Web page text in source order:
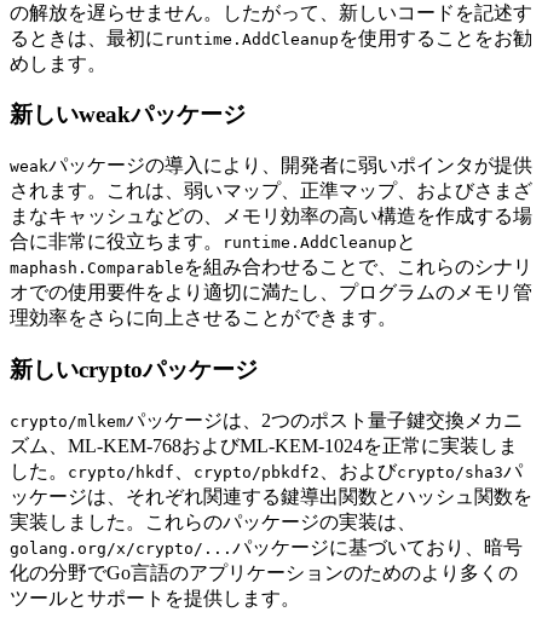
の解放を遅らせません。したがって、新しいコードを記述す
るときは、最初に runtime.AddCleanup を使用することをお勧
めします。
新しいweakパッケージ
weakパッケージの導入により、開発者に弱いポインタが提供
されます。これは、弱いマップ、正準マップ、およびさまざ
まなキャッシュなどの、メモリ効率の高い構造を作成する場
合に非常に役立ちます。
runtime.AddCleanup と
maphash.Comparable を組み合わせることで、これらのシナリ
オでの使用要件をより適切に満たし、プログラムのメモリ管
理効率をさらに向上させることができます。
新しいcryptoパッケージ
crypto/mlkemパッケージは、2つのポスト量子鍵交換メカニ
ズム、ML-KEM-768およびML-KEM-1024を正常に実装しま
した。
crypto/hkdf crypto/pbkdf2 、およびcrypto/sha3パ
ッケージは、それぞれ関連する鍵導出関数とハッシュ関数を
実装しました。これらのパッケージの実装は、
golang.org/x/crypto/... パッケージに基づいており、暗号
化の分野でGo言語のアプリケーションのためのより多くの
ツールとサポートを提供します。